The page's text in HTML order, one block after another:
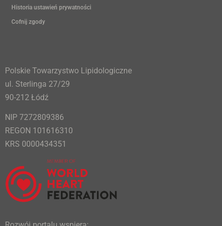
Historia ustawień prywatności
Cofnij zgody
Polskie Towarzystwo Lipidologiczne
ul. Sterlinga 27/29
90-212 Łódź
NIP 7272809386
REGON 101616310
KRS 0000434351